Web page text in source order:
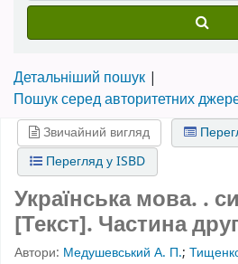
Детальніший пошук
Пошук серед авторитетних
Звичайний вигляд
Перегляд у ISBD
Українська мова. .
[Текст]. Частина
Автори: Медушевський А. П.;